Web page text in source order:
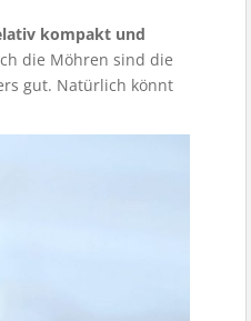
kompakt und
die Möhren sind die
gut. Natürlich könnt